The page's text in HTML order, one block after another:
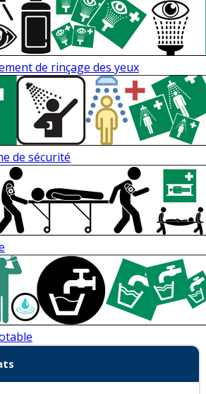
de rinçage des yeux
de sécurité